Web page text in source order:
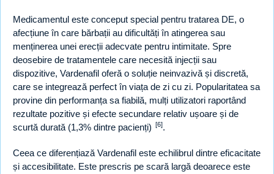
Medicamentul este conceput special pentru tratarea DE, o
afecțiune în care bărbații au dificultăți în atingerea sau
menținerea unei erecții adecvate pentru intimitate. Spre
deosebire de tratamentele care necesită injecții sau
dispozitive, Vardenafil oferă o soluție neinvazivă și discretă,
care se integrează perfect în viața de zi cu zi. Popularitatea sa
provine din performanța sa fiabilă, mulți utilizatori raportând
rezultate pozitive și efecte secundare relativ ușoare și de
scurtă durată (1,3% dintre pacienți) [6].
Ceea ce diferențiază Vardenafil este echilibrul dintre eficacitate
și accesibilitate. Este prescris pe scară largă deoarece este